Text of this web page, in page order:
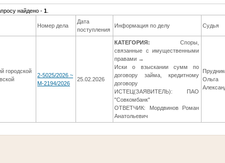
найдено -1
Номер дела
Дата
поступления
Информация по делу Судья
городской
2-5025/2026 ~
М-2194/2026
25.02.2026
КАТЕГОРИЯ: Споры,
связанные с имущественными
правами →
Иски о взыскании сумм по
договору займа, кредитному
договору
ИСТЕЦ(ЗАЯВИТЕЛЬ): ПАО
"Совкомбанк"
ОТВЕТЧИК: Мордвинов Роман
Анатольевич
Ольга